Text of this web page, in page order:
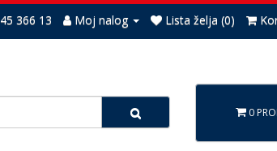
366 13 Moj nalog Lista želja (0)
0